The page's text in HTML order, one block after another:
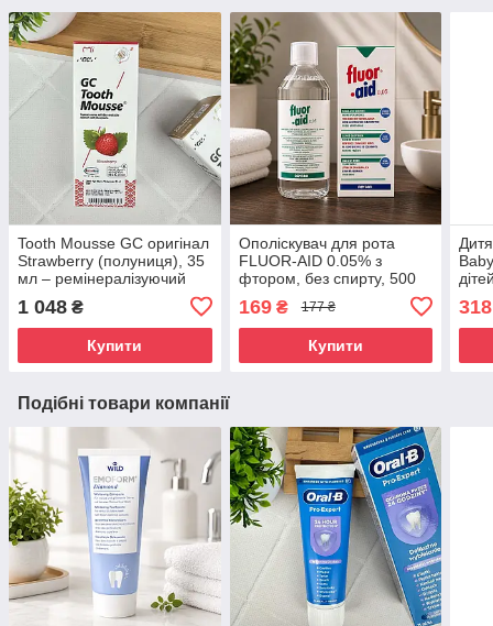
Tooth Mousse GC оригінал
Strawberry (полуниця), 35
мл – ремінералізуючий
чутливості, без фтору
1 048 ₴
Купити
Ополіскувач для рота
FLUOR-AID 0.05% з
фтором, без спирту, 500
мл — для дітей від 6 років
і дорослих
169₴ 177 ₴
Купити
318
Подібні товари компанії